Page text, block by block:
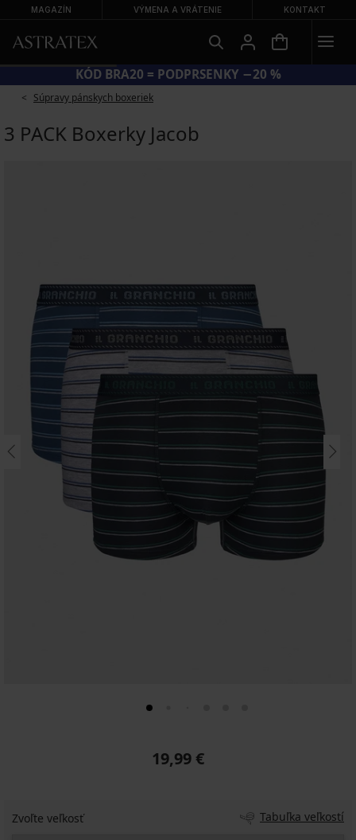
MAGAZÍN VÝMENA A VRÁTENIE KONTAKT
KÓD BRA20 = PODPRSENKY −20 %
Súpravy pánskych boxeriek
3 PACK Boxerky Jacob
19,99 €
Zvoľte veľkosť Tabuľka veľkostí